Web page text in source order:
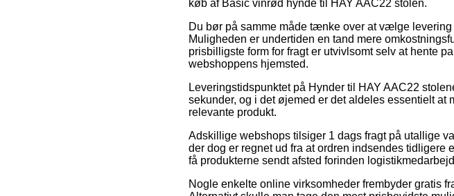
køb af Basic vinrød hynde til HAY AAC22 stolen.
Du bør på samme måde tænke over at vælge
Muligheden er undertiden en tand mere
prisbilligste form for fragt er utvivlsomt selv at hente
webshoppens hjemsted.
Leveringstidspunktet på Hynder til HAY AAC22
sekunder, og i det øjemed er det aldeles essentielt
relevante produkt.
Adskillige webshops tilsiger 1 dags fragt på utallige
der dog er regnet ud fra at ordren indsendes
få produkterne sendt afsted forinden
Nogle enkelte online virksomheder frembyder gratis